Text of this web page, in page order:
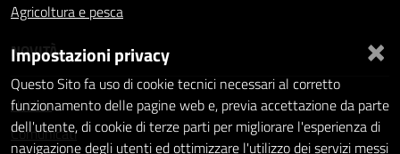
Agricoltura e pesca
NOVITÀ
Notizie
Comunicati
×
Impostazioni privacy
Questo Sito fa uso di cookie tecnici necessari al corretto
funzionamento delle pagine web e, previa accettazione da parte
dell'utente, di cookie di terze parti per migliorare l'esperienza di
navigazione degli utenti ed ottimizzare l'utilizzo dei servizi messi